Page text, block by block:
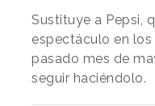
Sustituye a Pepsi,
espectáculo en
pasado mes de
seguir haciéndolo.